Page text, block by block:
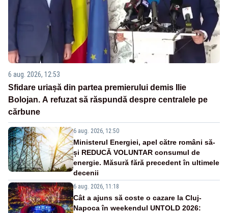
6 aug. 2026, 12:53
Sfidare uriașă din partea premierului demis Ilie
Bolojan. A refuzat să răspundă despre centralele pe
cărbune
6 aug. 2026, 12:50
Ministerul Energiei, apel către români să-
și REDUCĂ VOLUNTAR consumul de
energie. Măsură fără precedent în ultimele
decenii
6 aug. 2026, 11:18
Cât a ajuns să coste o cazare la Cluj-
Napoca în weekendul UNTOLD 2026: